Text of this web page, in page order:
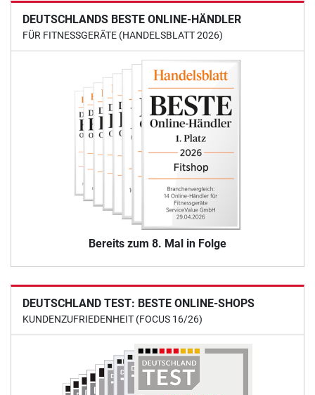
DEUTSCHLANDS BESTE ONLINE-HÄNDLER
FÜR FITNESSGERÄTE (HANDELSBLATT 2026)
Bereits zum 8. Mal in Folge
DEUTSCHLAND TEST: BESTE ONLINE-SHOPS
KUNDENZUFRIEDENHEIT (FOCUS 16/26)